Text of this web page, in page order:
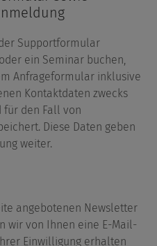
Supportformular
ein Seminar buchen,
Anfrageformular inklusive
Kontaktdaten zwecks
für den Fall von
Diese Daten geben
weiter.
angebotenen Newsletter
wir von Ihnen eine E-Mail-
Einwilligung erhalten